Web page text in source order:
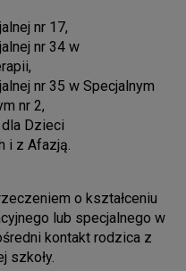
nr 17,
nr 34 w
nr 35 w Specjalnym
nr 2,
Dzieci
i z Afazją.
o kształceniu
lub specjalnego w
kontakt rodzica z
szkoły.